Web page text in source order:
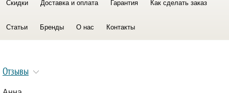
Скидки Доставка и оплата Гарантия Как сделать заказ
Статьи Бренды О нас Контакты
Отзывы